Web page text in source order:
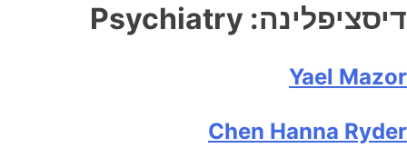
דיסציפלינה: Psychiatry
Yael Mazor
Chen Hanna Ryder